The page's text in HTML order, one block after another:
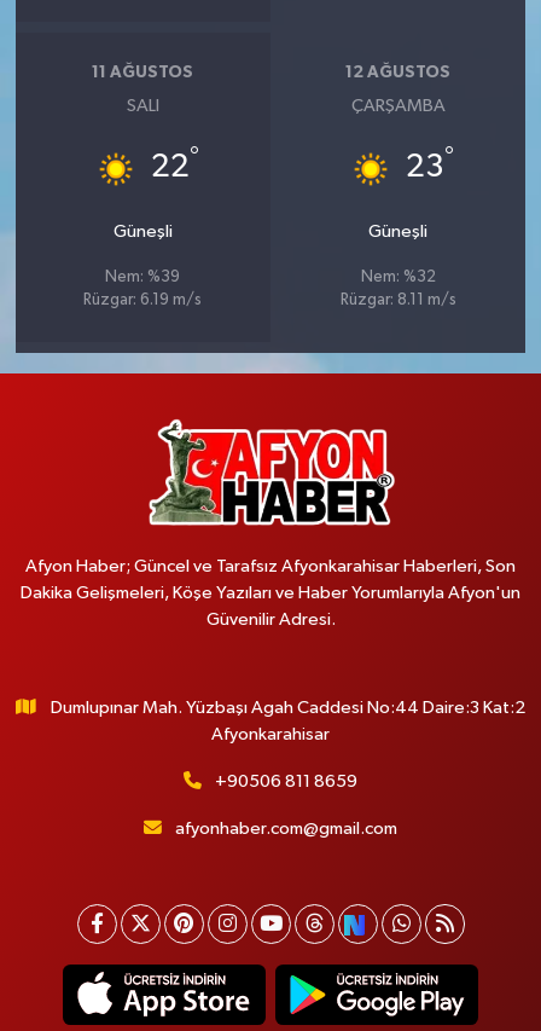
11 AĞUSTOS
SALI
22°
Güneşli
Nem: %39
Rüzgar: 6.19 m/s
12 AĞUSTOS
ÇARŞAMBA
23°
Güneşli
Nem: %32
Rüzgar: 8.11 m/s
Afyon Haber; Güncel ve Tarafsız Afyonkarahisar Haberleri, Son
Dakika Gelişmeleri, Köşe Yazıları ve Haber Yorumlarıyla Afyon'un
Güvenilir Adresi.
Dumlupınar Mah. Yüzbaşı Agah Caddesi No:44 Daire:3 Kat:2
Afyonkarahisar
+90506 811 8659
afyonhaber.com@gmail.com